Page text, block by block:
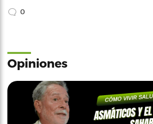
0
Opiniones